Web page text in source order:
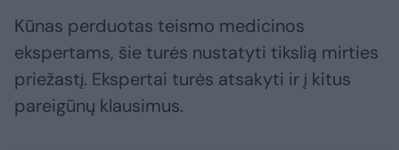
Kūnas perduotas teismo medicinos
ekspertams, šie turės nustatyti tikslią mirties
priežastį. Ekspertai turės atsakyti ir į kitus
pareigūnų klausimus.